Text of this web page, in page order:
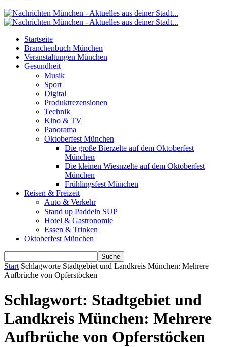
Startseite
Branchenbuch München
Veranstaltungen München
Gesundheit
Musik
Sport
Digital
Produktrezensionen
Technik
Kino & TV
Panorama
Oktoberfest München
Die große Bierzelte auf dem Oktoberfest
München
Die kleinen Wiesnzelte auf dem Oktoberfest
München
Frühlingsfest München
Reisen & Freizeit
Auto & Verkehr
Stand up Paddeln SUP
Hotel & Gastronomie
Essen & Trinken
Oktoberfest München
Start Schlagworte Stadtgebiet und Landkreis München: Mehrere
Aufbrüche von Opferstöcken
Schlagwort: Stadtgebiet und
Landkreis München: Mehrere
Aufbrüche von Opferstöcken